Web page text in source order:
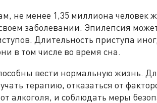
не менее 1,35 миллиона человек
заболевании. Эпилепсия
Длительность приступа
в том числе во время сна.
вести нормальную жизнь.
терапию, отказаться от
алкоголя, и соблюдать меры